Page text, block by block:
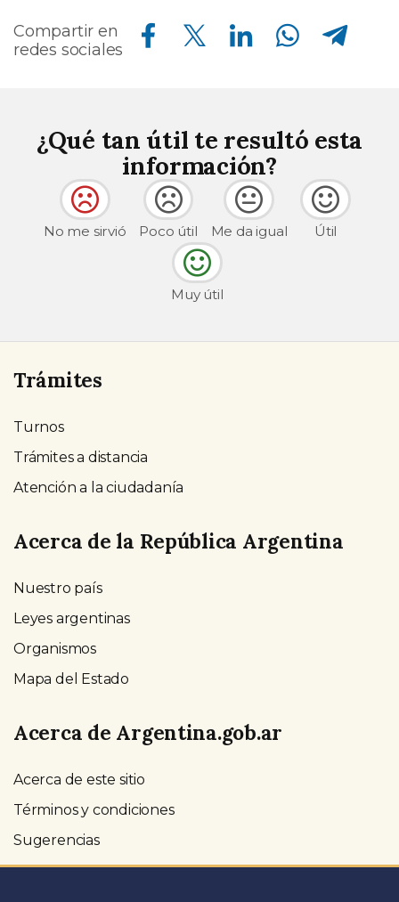
Compartir en
redes sociales
Compartir en Facebook Compartir en Twitter Compartir en Linkedin Compartir en Whatsapp Compartir en Telegram
¿Qué tan útil te resultó esta
información?
No me sirvió Poco útil Me da igual Útil
Muy útil
Trámites
Turnos
Trámites a distancia
Atención a la ciudadanía
Acerca de la República Argentina
Nuestro país
Leyes argentinas
Organismos
Mapa del Estado
Acerca de Argentina.gob.ar
Acerca de este sitio
Términos y condiciones
Sugerencias